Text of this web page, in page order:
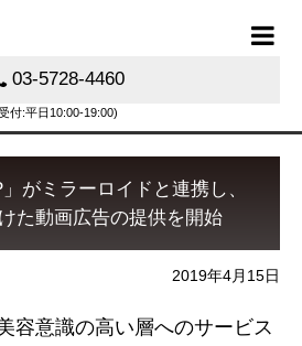
03-5728-4460
付:平日10:00-19:00)
」がミラーロイドと連携し、
た動画広告の提供を開始
2019年4月15日
容意識の高い層へのサービス